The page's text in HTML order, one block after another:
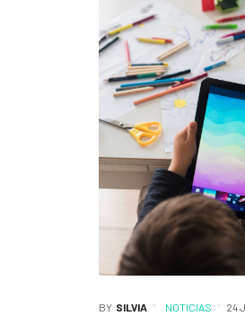
BY SILVIA NOTICIAS 24